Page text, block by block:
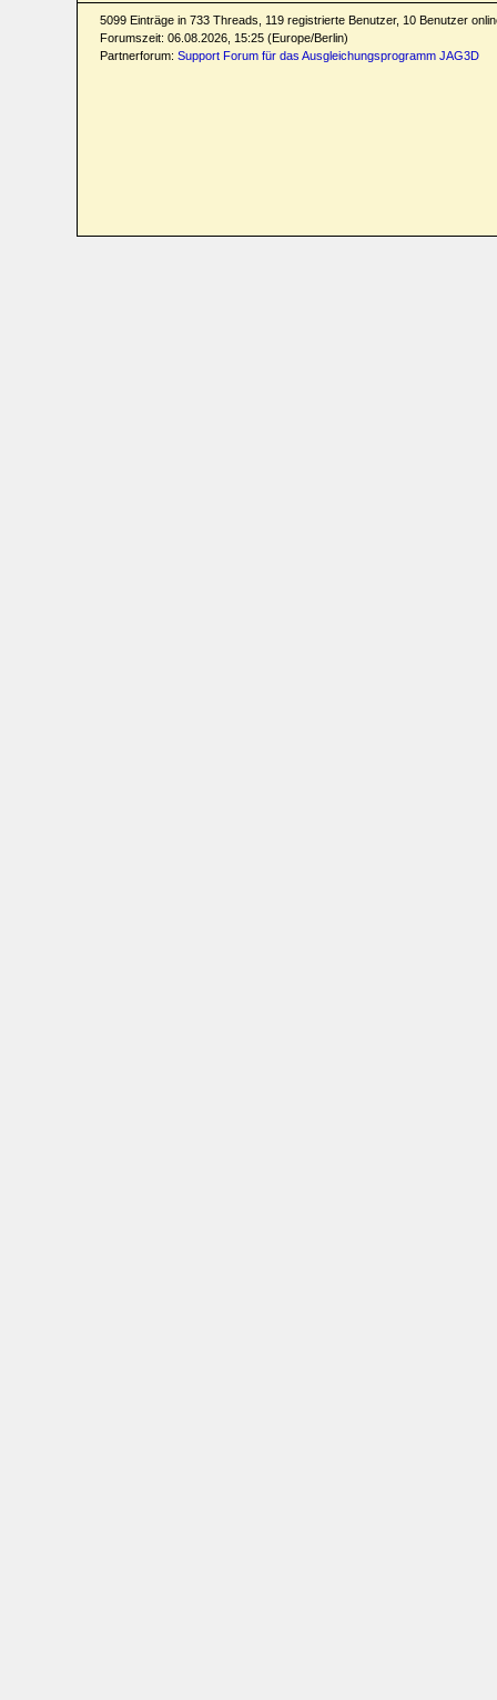
5099 Einträge in 733 Threads, 119 registrierte Benutzer, 10 Benutzer
Forumszeit: 06.08.2026, 15:25 (Europe/Berlin)
Partnerforum: Support Forum für das Ausgleichungsprogramm JAG3D